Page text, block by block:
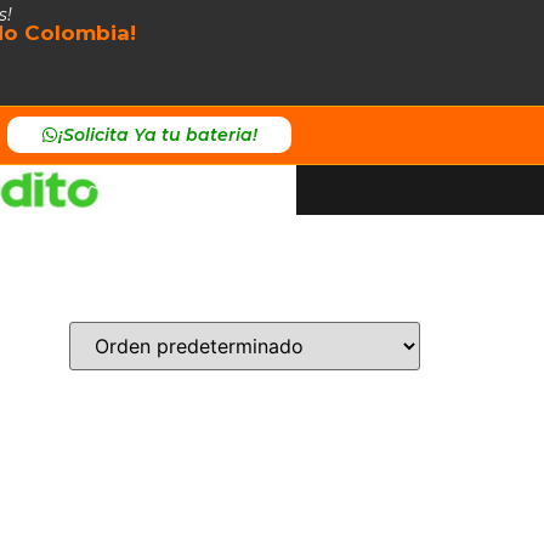
Colombia!
¡Solicita Ya tu bateria!